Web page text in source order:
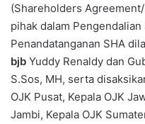
(Shareholders
pihak dalam Pengendalian
Penandatanganan SHA
bjb Yuddy Renaldy dan
S.Sos, MH, serta
OJK Pusat, Kepala OJK
Jambi, Kepala OJK